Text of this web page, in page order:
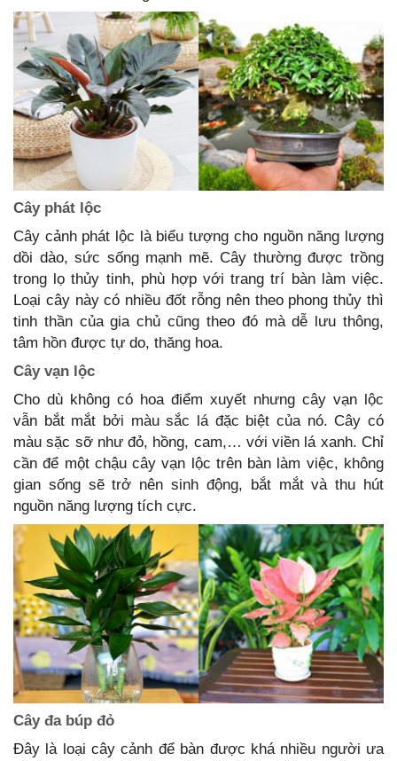
Cây phát lộc
Cây cảnh phát lộc là biểu tượng cho nguồn năng lượng
dồi dào, sức sống mạnh mẽ. Cây thường được trồng
trong lọ thủy tinh, phù hợp với trang trí bàn làm việc.
Loại cây này có nhiều đốt rỗng nên theo phong thủy thì
tinh thần của gia chủ cũng theo đó mà dễ lưu thông,
tâm hồn được tự do, thăng hoa.
Cây vạn lộc
Cho dù không có hoa điểm xuyết nhưng cây vạn lộc
vẫn bắt mắt bởi màu sắc lá đặc biệt của nó. Cây có
màu sặc sỡ như đỏ, hồng, cam,… với viền lá xanh. Chỉ
cần để một chậu cây vạn lộc trên bàn làm việc, không
gian sống sẽ trở nên sinh động, bắt mắt và thu hút
nguồn năng lượng tích cực.
Cây đa búp đỏ
Đây là loại cây cảnh để bàn được khá nhiều người ưa